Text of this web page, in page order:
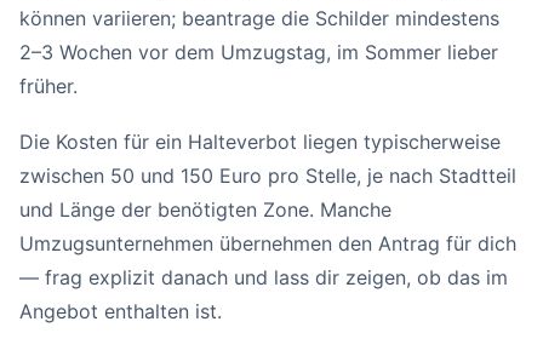
können variieren; beantrage die Schilder mindestens
2–3 Wochen vor dem Umzugstag, im Sommer lieber
früher.
Die Kosten für ein Halteverbot liegen typischerweise
zwischen 50 und 150 Euro pro Stelle, je nach Stadtteil
und Länge der benötigten Zone. Manche
Umzugsunternehmen übernehmen den Antrag für dich
— frag explizit danach und lass dir zeigen, ob das im
Angebot enthalten ist.